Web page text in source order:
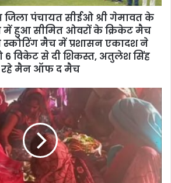
जिला पंचायत सीईओ श्री गेमावत के
में हुआ सीमित ओवरों के क्रिकेट मैच
मैच में प्रशासन एकादश ने
6 विकेट से दी शिकस्त, अतुलेश सिंह
रहे मैन ऑफ द मैच